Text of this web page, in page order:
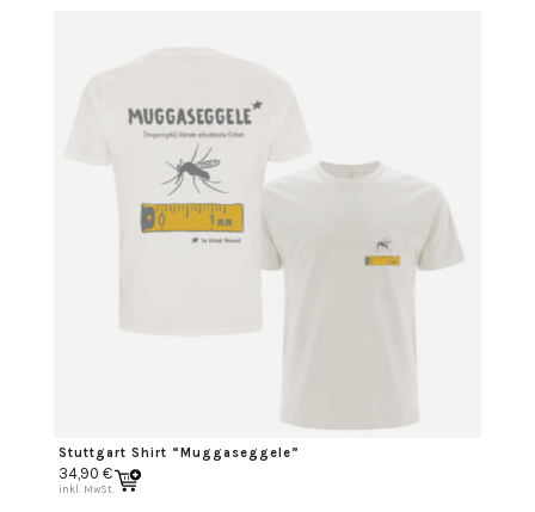
Stuttgart Shirt “Muggaseggele”
34,90 €
inkl. MwSt.